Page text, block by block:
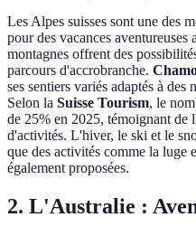
Les Alpes suisses sont une des
pour des vacances aventureuses
montagnes offrent des
parcours d'accrobranche.
ses sentiers variés adaptés à
Selon la Suisse Tourism, le
de 25% en 2025, témoignant de
d'activités. L'hiver, le ski et le
que des activités comme la luge
également proposées.
2. L'Australie :